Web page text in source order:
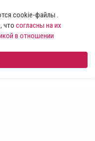
cookie-файлы .
что согласны на их
в отношении